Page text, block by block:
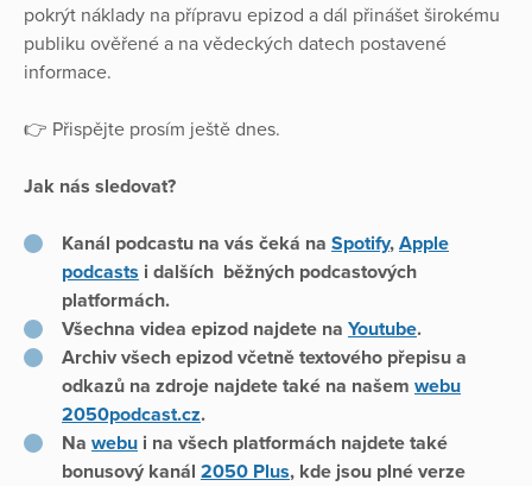
pokrýt náklady na přípravu epizod a dál přinášet širokému
publiku ověřené a na vědeckých datech postavené
informace.
👉 Přispějte prosím ještě dnes.
Jak nás sledovat?
Kanál podcastu na vás čeká na Spotify, Apple
podcasts i dalších běžných podcastových
platformách.
Všechna videa epizod najdete na Youtube.
Archiv všech epizod včetně textového přepisu a
odkazů na zdroje najdete také na našem webu
2050podcast.cz.
Na webu i na všech platformách najdete také
bonusový kanál 2050 Plus, kde jsou plné verze